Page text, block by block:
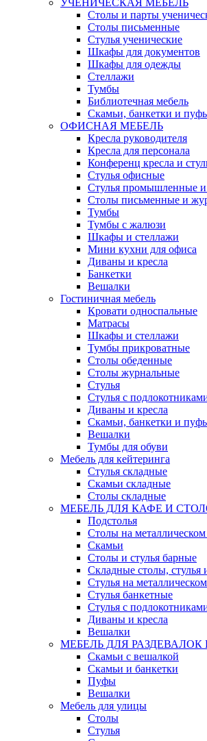
УЧЕНИЧЕСКАЯ МЕБЕЛЬ
Столы и парты
Столы письменные
Стулья ученические
Шкафы для документов
Шкафы для одежды
Стеллажи
Тумбы
Библиотечная мебель
Скамьи, банкетки и
ОФИСНАЯ МЕБЕЛЬ
Кресла руководителя
Кресла для персонала
Конференц кресла и
Стулья офисные
Стулья промышленные
Столы письменные и
Тумбы
Тумбы с жалюзи
Шкафы и стеллажи
Мини кухни для офиса
Диваны и кресла
Банкетки
Вешалки
Гостиничная мебель
Кровати односпальные
Матрасы
Шкафы и стеллажи
Тумбы прикроватные
Столы обеденные
Столы журнальные
Стулья
Стулья с
Диваны и кресла
Скамьи, банкетки и
Вешалки
Тумбы для обуви
Мебель для кейтеринга
Стулья складные
Скамьи складные
Столы складные
МЕБЕЛЬ ДЛЯ КАФЕ И
Подстолья
Столы на металлическом
Скамьи
Столы и стулья барные
Складные столы, стулья
Стулья на
Стулья банкетные
Стулья с
Диваны и кресла
Вешалки
МЕБЕЛЬ ДЛЯ РАЗДЕВАЛОК
Скамьи с вешалкой
Скамьи и банкетки
Пуфы
Вешалки
Мебель для улицы
Столы
Стулья